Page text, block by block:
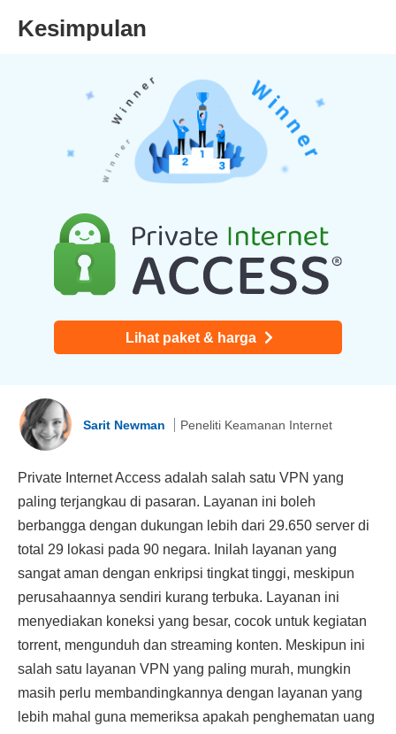
Kesimpulan
Lihat paket & harga
Sarit Newman Peneliti Keamanan Internet
Private Internet Access adalah salah satu VPN yang
paling terjangkau di pasaran. Layanan ini boleh
berbangga dengan dukungan lebih dari 29.650 server di
total 29 lokasi pada 90 negara. Inilah layanan yang
sangat aman dengan enkripsi tingkat tinggi, meskipun
perusahaannya sendiri kurang terbuka. Layanan ini
menyediakan koneksi yang besar, cocok untuk kegiatan
torrent, mengunduh dan streaming konten. Meskipun ini
salah satu layanan VPN yang paling murah, mungkin
masih perlu membandingkannya dengan layanan yang
lebih mahal guna memeriksa apakah penghematan uang